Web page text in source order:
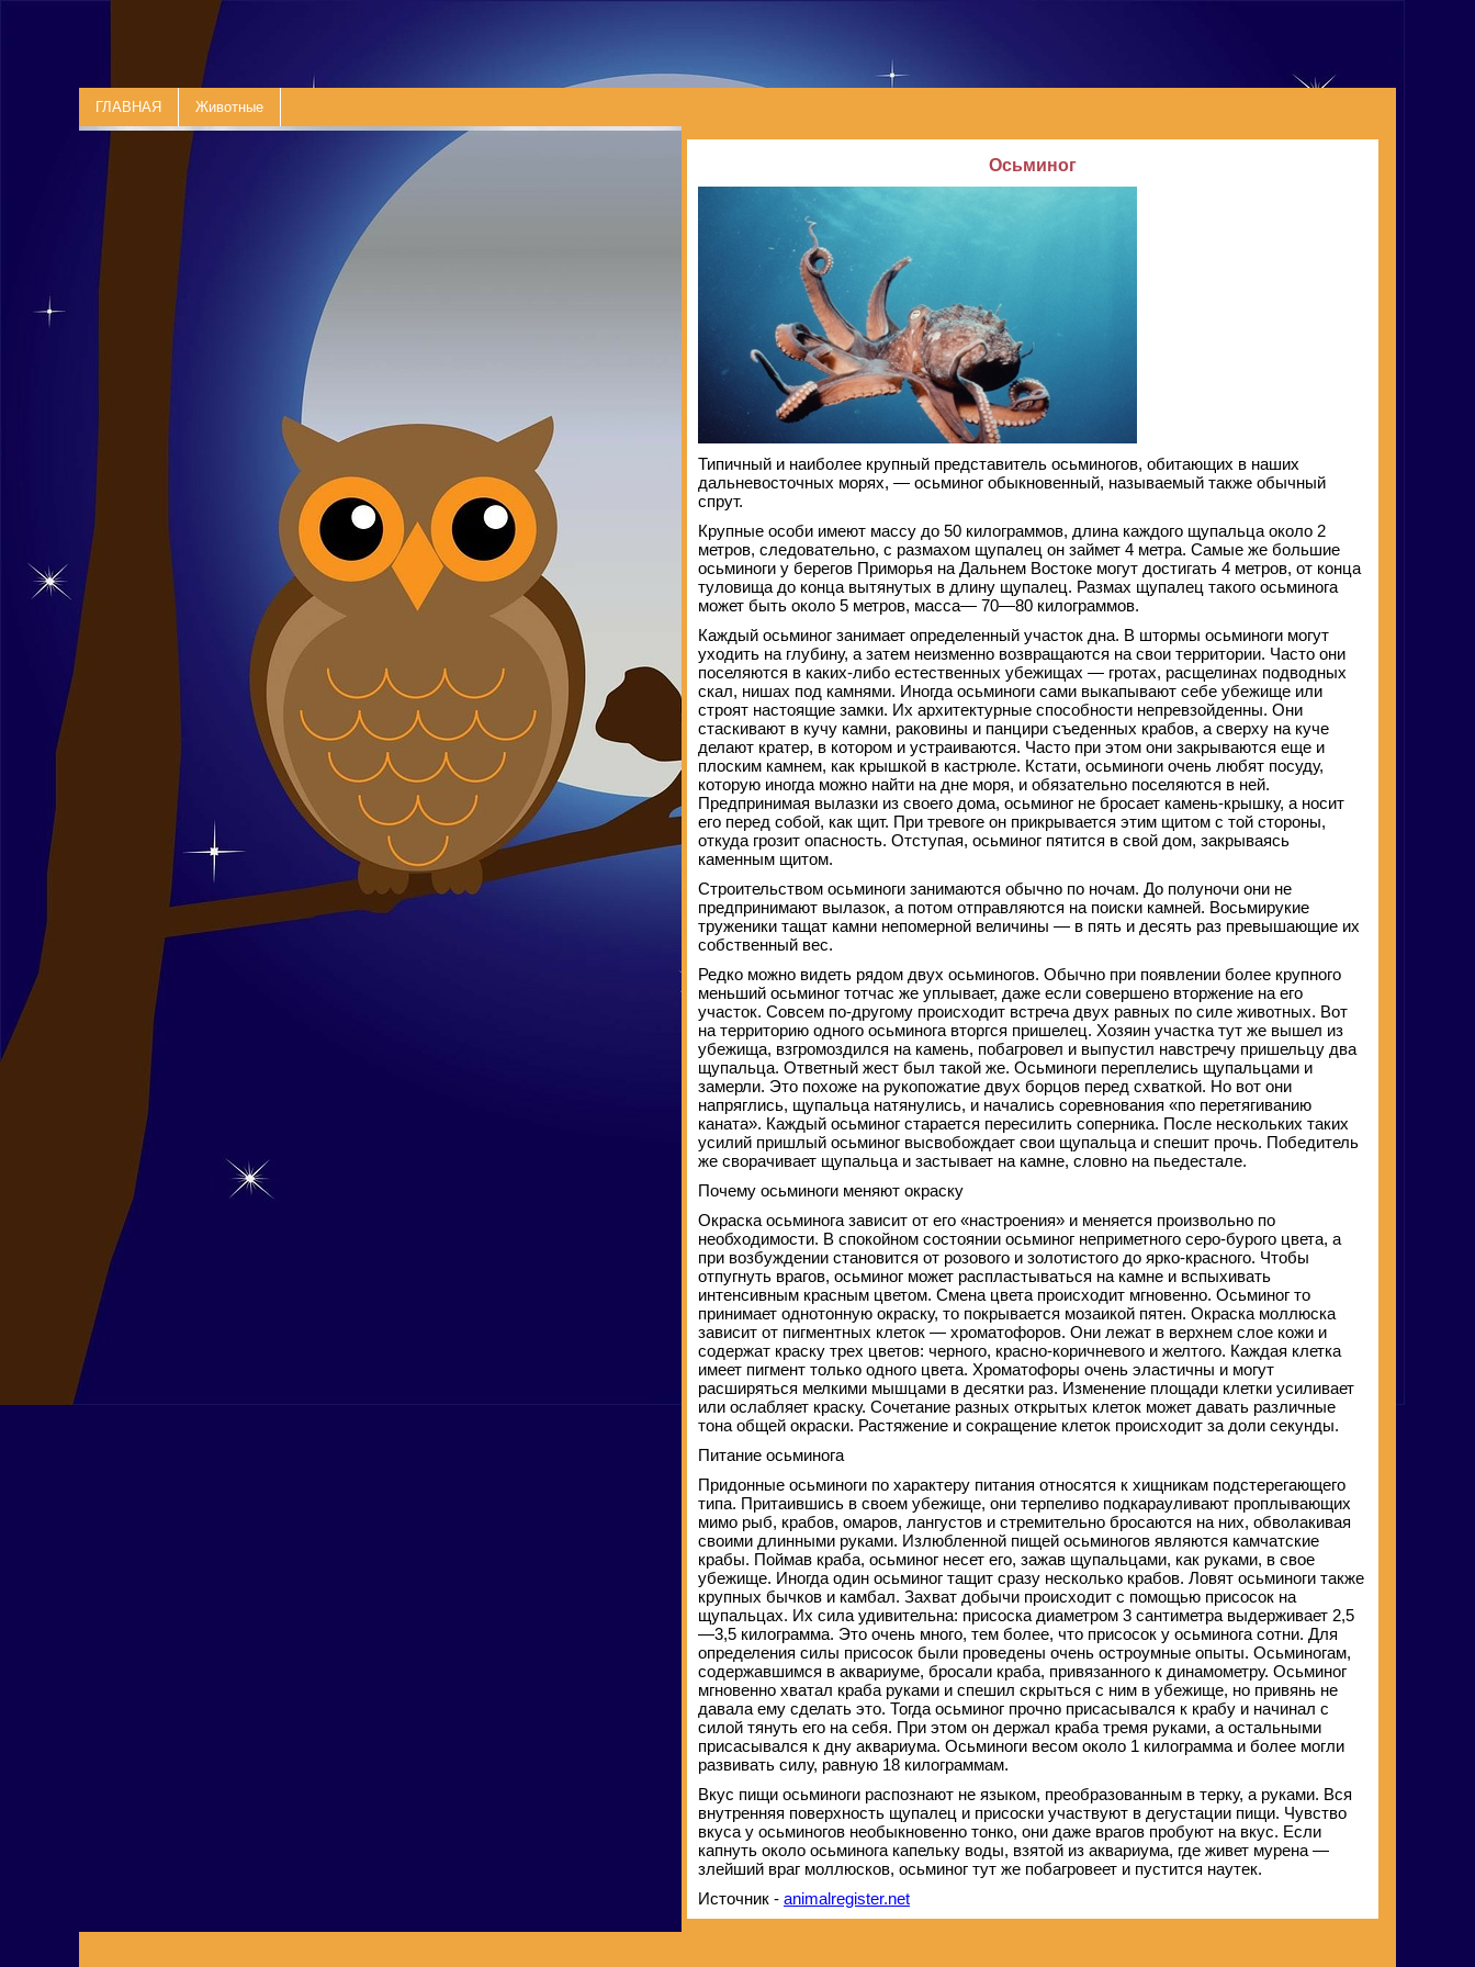
ГЛАВНАЯ Животные
Осьминог
Типичный и наиболее крупный представитель осьминогов, обитающих в наших
дальневосточных морях, — осьминог обыкновенный, называемый также обычный
спрут.
Крупные особи имеют массу до 50 килограммов, длина каждого щупальца около 2
метров, следовательно, с размахом щупалец он займет 4 метра. Самые же большие
осьминоги у берегов Приморья на Дальнем Востоке могут достигать 4 метров, от конца
туловища до конца вытянутых в длину щупалец. Размах щупалец такого осьминога
может быть около 5 метров, масса— 70—80 килограммов.
Каждый осьминог занимает определенный участок дна. В штормы осьминоги могут
уходить на глубину, а затем неизменно возвращаются на свои территории. Часто они
поселяются в каких-либо естественных убежищах — гротах, расщелинах подводных
скал, нишах под камнями. Иногда осьминоги сами выкапывают себе убежище или
строят настоящие замки. Их архитектурные способности непревзойденны. Они
стаскивают в кучу камни, раковины и панцири съеденных крабов, а сверху на куче
делают кратер, в котором и устраиваются. Часто при этом они закрываются еще и
плоским камнем, как крышкой в кастрюле. Кстати, осьминоги очень любят посуду,
которую иногда можно найти на дне моря, и обязательно поселяются в ней.
Предпринимая вылазки из своего дома, осьминог не бросает камень-крышку, а носит
его перед собой, как щит. При тревоге он прикрывается этим щитом с той стороны,
откуда грозит опасность. Отступая, осьминог пятится в свой дом, закрываясь
каменным щитом.
Строительством осьминоги занимаются обычно по ночам. До полуночи они не
предпринимают вылазок, а потом отправляются на поиски камней. Восьмирукие
труженики тащат камни непомерной величины — в пять и десять раз превышающие их
собственный вес.
Редко можно видеть рядом двух осьминогов. Обычно при появлении более крупного
меньший осьминог тотчас же уплывает, даже если совершено вторжение на его
участок. Совсем по-другому происходит встреча двух равных по силе животных. Вот
на территорию одного осьминога вторгся пришелец. Хозяин участка тут же вышел из
убежища, взгромоздился на камень, побагровел и выпустил навстречу пришельцу два
щупальца. Ответный жест был такой же. Осьминоги переплелись щупальцами и
замерли. Это похоже на рукопожатие двух борцов перед схваткой. Но вот они
напряглись, щупальца натянулись, и начались соревнования «по перетягиванию
каната». Каждый осьминог старается пересилить соперника. После нескольких таких
усилий пришлый осьминог высвобождает свои щупальца и спешит прочь. Победитель
же сворачивает щупальца и застывает на камне, словно на пьедестале.
Почему осьминоги меняют окраску
Окраска осьминога зависит от его «настроения» и меняется произвольно по
необходимости. В спокойном состоянии осьминог неприметного серо-бурого цвета, а
при возбуждении становится от розового и золотистого до ярко-красного. Чтобы
отпугнуть врагов, осьминог может распластываться на камне и вспыхивать
интенсивным красным цветом. Смена цвета происходит мгновенно. Осьминог то
принимает однотонную окраску, то покрывается мозаикой пятен. Окраска моллюска
зависит от пигментных клеток — хроматофоров. Они лежат в верхнем слое кожи и
содержат краску трех цветов: черного, красно-коричневого и желтого. Каждая клетка
имеет пигмент только одного цвета. Хроматофоры очень эластичны и могут
расширяться мелкими мышцами в десятки раз. Изменение площади клетки усиливает
или ослабляет краску. Сочетание разных открытых клеток может давать различные
тона общей окраски. Растяжение и сокращение клеток происходит за доли секунды.
Питание осьминога
Придонные осьминоги по характеру питания относятся к хищникам подстерегающего
типа. Притаившись в своем убежище, они терпеливо подкарауливают проплывающих
мимо рыб, крабов, омаров, лангустов и стремительно бросаются на них, обволакивая
своими длинными руками. Излюбленной пищей осьминогов являются камчатские
крабы. Поймав краба, осьминог несет его, зажав щупальцами, как руками, в свое
убежище. Иногда один осьминог тащит сразу несколько крабов. Ловят осьминоги также
крупных бычков и камбал. Захват добычи происходит с помощью присосок на
щупальцах. Их сила удивительна: присоска диаметром 3 сантиметра выдерживает 2,5
—3,5 килограмма. Это очень много, тем более, что присосок у осьминога сотни. Для
определения силы присосок были проведены очень остроумные опыты. Осьминогам,
содержавшимся в аквариуме, бросали краба, привязанного к динамометру. Осьминог
мгновенно хватал краба руками и спешил скрыться с ним в убежище, но привянь не
давала ему сделать это. Тогда осьминог прочно присасывался к крабу и начинал с
силой тянуть его на себя. При этом он держал краба тремя руками, а остальными
присасывался к дну аквариума. Осьминоги весом около 1 килограмма и более могли
развивать силу, равную 18 килограммам.
Вкус пищи осьминоги распознают не языком, преобразованным в терку, а руками. Вся
внутренняя поверхность щупалец и присоски участвуют в дегустации пищи. Чувство
вкуса у осьминогов необыкновенно тонко, они даже врагов пробуют на вкус. Если
капнуть около осьминога капельку воды, взятой из аквариума, где живет мурена —
злейший враг моллюсков, осьминог тут же побагровеет и пустится наутек.
Источник - animalregister.net